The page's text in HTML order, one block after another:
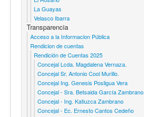
La Guayas
Velasco Ibarra
Transparencia
Acceso a la Informacion Pública
Rendicion de cuentas
Rendición de Cuentas 2025
Concejal Lcda. Magdalena Vernaza.
Concejal Sr. Antonio Cool Murillo.
Concejal Ing. Genesis Posligua Vera
Concejal - Sra. Betsaida García Zambrano
Concejal - Ing. Katiuzca Zambrano
Concejal - Ec. Ernesto Cantos Cedeño